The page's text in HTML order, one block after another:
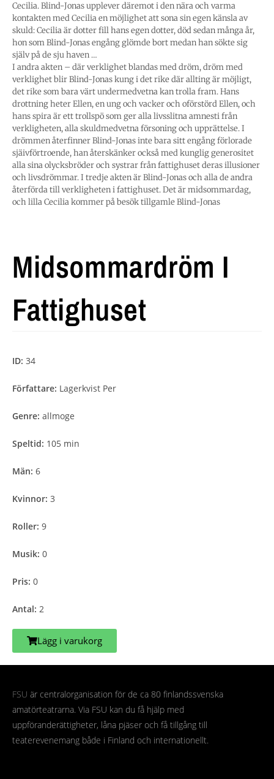
Cecilia. Blind-Jonas upplever däremot i den nära och varma
kontakten med Cecilia en möjlighet att sona sin egen känsla av
skuld: Cecilia är dotter fill hans egen dotter, död sedan många år,
hon som Blind-Jonas engång glömde bort medan han sökte sig
själv på de sju haven …
I andra akten – där verklighet blandas med dröm, dröm med
verklighet blir Blind-Jonas kung i det rike där allting är möjligt,
det rike som bara värt undermedvetna kan trolla fram. Hans
drottning heter Ellen, en ung och vacker och oförstörd Ellen, och
hans spira är ett trollspö som ger alla livsslitna amnesti från
verkligheten, alla skuldmedvetna försoning och upprättelse. I
drömmen återfinner Blind-Jonas inte bara sitt engång förlorade
sjäivförtroende, han återskänker också med kunglig generositet
alla sina olycksbröder och systrar från fattighuset deras illusioner
och livsdrömmar. I tredje akten är Blind-Jonas och alla de andra
återförda till verkligheten i fattighuset. Det är midsommardag,
och lilla Cecilia kommer på besök tillgamle Blind-Jonas
Midsommardröm I
Fattighuset
ID: 34
Författare: Lagerkvist Per
Genre: allmoge
Speltid: 105 min
Män: 6
Kvinnor: 3
Roller: 9
Musik: 0
Pris: 0
Antal: 2
Lägg i varukorg
FSU är centralorganisation för de ca 80 finlandssvenska
amatörteatrarna. Via FSU kan du få hjälp med
uppföranderättigheter, låna pjäser och få tillgång till
teaterevenemang både i Finland och internationellt.